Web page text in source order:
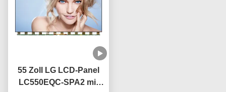
55 Zoll LG LCD-Panel
LC550EQC-SPA2 mit